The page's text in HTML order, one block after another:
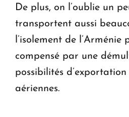
De plus, on l’oublie un
transportent aussi
l’isolement de
compensé par une
possibilités
aériennes.